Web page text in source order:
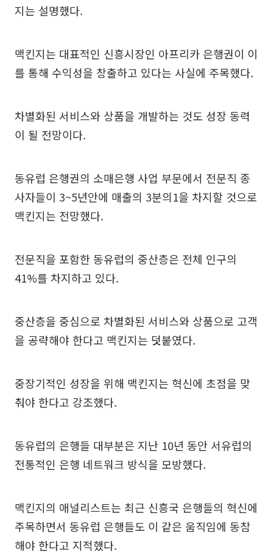
지는 설명했다.
맥킨지는 대표적인 신흥시장인 아프리카 은행권이 이
를 통해 수익성을 창출하고 있다는 사실에 주목했다.
차별화된 서비스와 상품을 개발하는 것도 성장 동력
이 될 전망이다.
동유럽 은행권의 소매은행 사업 부문에서 전문직 종
사자들이 3~5년안에 매출의 3분의1을 차지할 것으로
맥킨지는 전망했다.
전문직을 포함한 동유럽의 중산층은 전체 인구의
41%를 차지하고 있다.
중산층을 중심으로 차별화된 서비스와 상품으로 고객
을 공략해야 한다고 맥킨지는 덧붙였다.
중장기적인 성장을 위해 맥킨지는 혁신에 초점을 맞
춰야 한다고 강조했다.
동유럽의 은행들 대부분은 지난 10년 동안 서유럽의
전통적인 은행 네트워크 방식을 모방했다.
맥킨지의 애널리스트는 최근 신흥국 은행들의 혁신에
주목하면서 동유럽 은행들도 이 같은 움직임에 동참
해야 한다고 지적했다.